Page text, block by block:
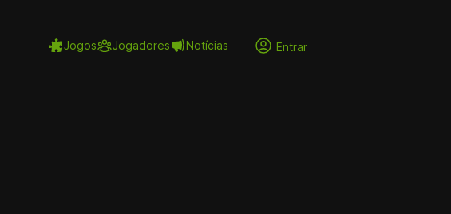
Jogos Jogadores Notícias Entrar